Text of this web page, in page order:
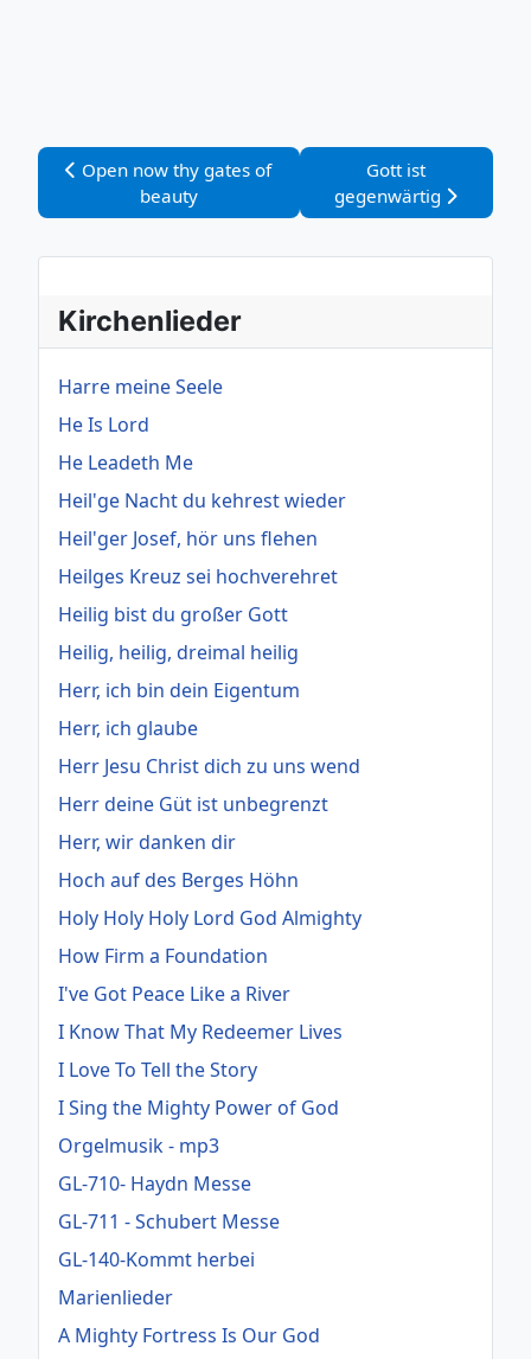
Vorheriger Beitrag: Open now thy gates of beauty
Open now thy gates of
beauty
Nächster Beitrag:
Gott ist
gegenwärtig
Kirchenlieder
Harre meine Seele
He Is Lord
He Leadeth Me
Heil'ge Nacht du kehrest wieder
Heil'ger Josef, hör uns flehen
Heilges Kreuz sei hochverehret
Heilig bist du großer Gott
Heilig, heilig, dreimal heilig
Herr, ich bin dein Eigentum
Herr, ich glaube
Herr Jesu Christ dich zu uns wend
Herr deine Güt ist unbegrenzt
Herr, wir danken dir
Hoch auf des Berges Höhn
Holy Holy Holy Lord God Almighty
How Firm a Foundation
I've Got Peace Like a River
I Know That My Redeemer Lives
I Love To Tell the Story
I Sing the Mighty Power of God
Orgelmusik - mp3
GL-710- Haydn Messe
GL-711 - Schubert Messe
GL-140-Kommt herbei
Marienlieder
A Mighty Fortress Is Our God